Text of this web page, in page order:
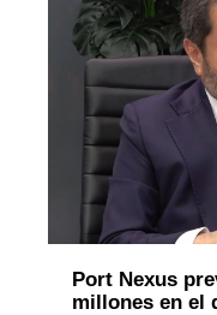
Port Nexus
millones en el